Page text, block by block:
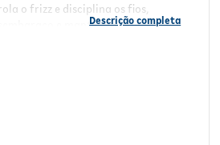
o frizz e disciplina os fios,
e mantendo a umidade